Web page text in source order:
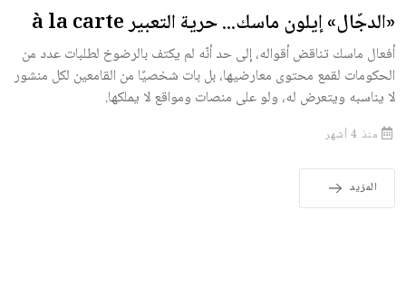
«الدجّال» إيلون ماسك... حرية التعبير à la carte
أفعال ماسك تناقض أقواله، إلى حد أنّه لم يكتف بالرضوخ لطلبات عدد من
الحكومات لقمع محتوى معارضيها، بل بات شخصيًا من القامعين لكل منشور
لا يناسبه ويتعرض له، ولو على منصات ومواقع لا يملكها.
منذ 4 أشهر
المزيد